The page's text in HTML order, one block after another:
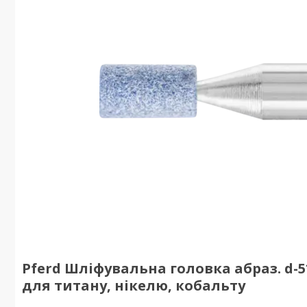
Pferd Шліфувальна головка абраз. d-
для титану, нікелю, кобальту